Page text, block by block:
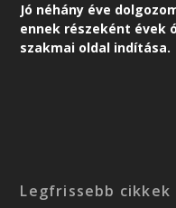
Jó néhány éve
ennek részeként évek
szakmai oldal indítása.
Legfrissebb cikkek